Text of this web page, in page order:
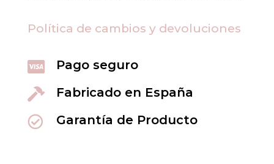
Política de cambios y devoluciones
 Pago seguro
 Fabricado en España
 Garantía de Producto